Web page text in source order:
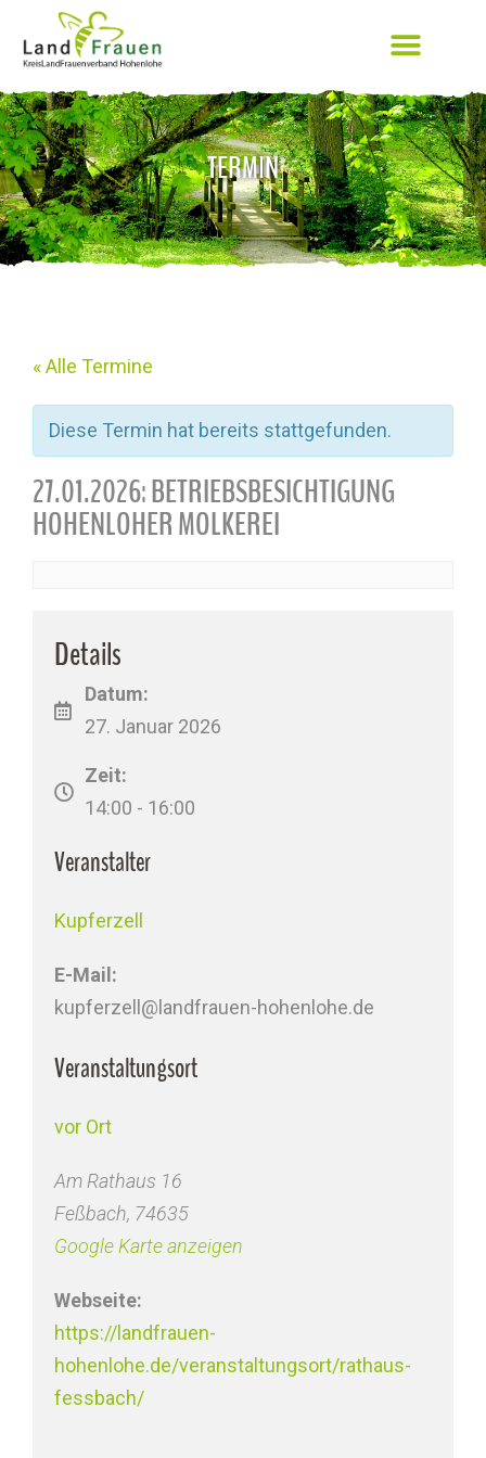
TERMIN
« Alle Termine
Diese Termin hat bereits stattgefunden.
27.01.2026: BETRIEBSBESICHTIGUNG
HOHENLOHER MOLKEREI
Details
Datum:
27. Januar 2026
Zeit:
14:00 - 16:00
Veranstalter
Kupferzell
E-Mail:
kupferzell@landfrauen-hohenlohe.de
Veranstaltungsort
vor Ort
Am Rathaus 16
Feßbach, 74635
Google Karte anzeigen
Webseite:
https://landfrauen-
hohenlohe.de/veranstaltungsort/rathaus-
fessbach/